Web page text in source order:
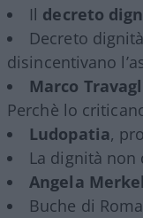
Il decreto
Decreto
disincentivano
Marco
Perchè lo
Ludopatia,
La dignità
Angela Merkel
Buche di